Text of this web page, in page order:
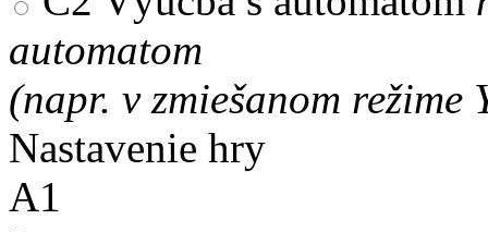
automatom
(napr. v zmiešanom režime
Nastavenie hry
A1